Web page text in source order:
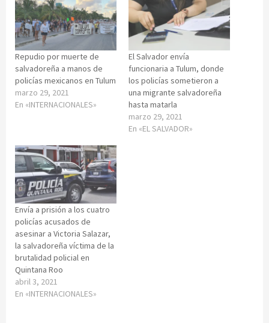
Repudio por muerte de
salvadoreña a manos de
policías mexicanos en Tulum
marzo 29, 2021
En «INTERNACIONALES»
El Salvador envía
funcionaria a Tulum, donde
los policías sometieron a
una migrante salvadoreña
hasta matarla
marzo 29, 2021
En «EL SALVADOR»
Envía a prisión a los cuatro
policías acusados de
asesinar a Victoria Salazar,
la salvadoreña víctima de la
brutalidad policial en
Quintana Roo
abril 3, 2021
En «INTERNACIONALES»